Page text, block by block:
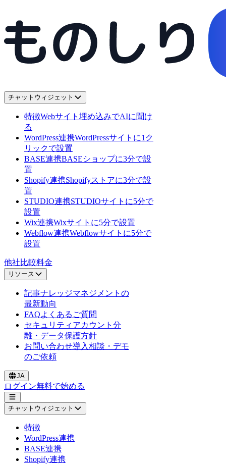
チャットウィジェット
特徴Webサイト埋め込みでAIに聞け
る
WordPress連携WordPressサイトに1ク
リックで設置
BASE連携BASEショップに3分で設
置
Shopify連携Shopifyストアに3分で設
置
STUDIO連携STUDIOサイトに5分で
設置
Wix連携Wixサイトに5分で設置
Webflow連携Webflowサイトに5分で
設置
他社比較料金
リソース
記事ナレッジマネジメントの
最新動向
FAQよくあるご質問
セキュリティ アカウント分
離・データ保護方針
お問い合わせ導入相談・デモ
のご依頼
JA
ログイン無料で始める
チャットウィジェット
特徴
WordPress連携
BASE連携
Shopify連携